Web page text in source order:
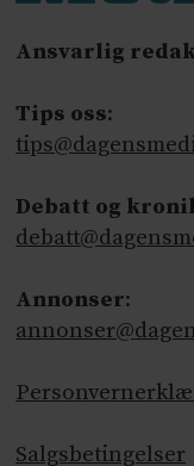
Ansvarlig
Tips oss:
Debatt og
Annonser:
Salgsbetingelser